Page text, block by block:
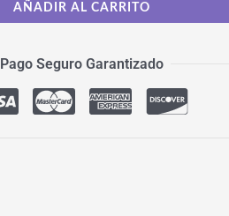
AÑADIR AL CARRITO
Pago Seguro Garantizado